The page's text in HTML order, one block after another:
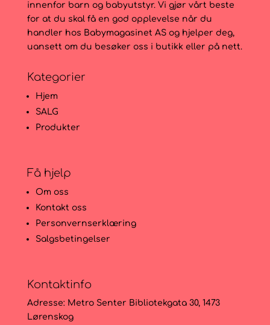
innenfor barn og babyutstyr. Vi gjør vårt beste
for at du skal få en god opplevelse når du
handler hos Babymagasinet AS og hjelper deg,
uansett om du besøker oss i butikk eller på nett.
Kategorier
Hjem
SALG
Produkter
Få hjelp
Om oss
Kontakt oss
Personvernserklæring
Salgsbetingelser
Kontaktinfo
Adresse: Metro Senter Bibliotekgata 30, 1473
Lørenskog